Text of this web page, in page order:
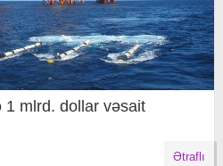
1 mlrd. dollar vəsait
Ətraflı